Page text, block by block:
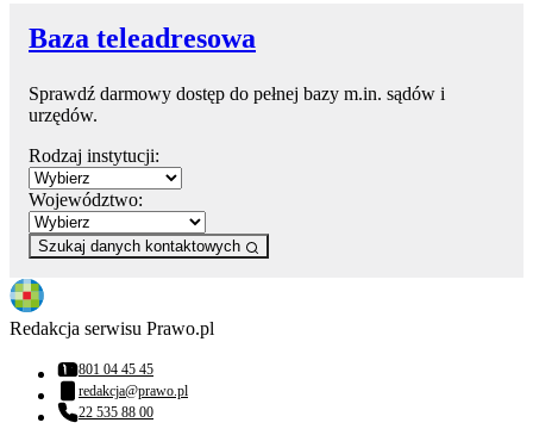
Baza teleadresowa
Sprawdź darmowy dostęp do pełnej bazy m.in. sądów i
urzędów.
Rodzaj instytucji:
Województwo:
Szukaj danych kontaktowych
Redakcja serwisu Prawo.pl
Numer telefonu:
801 04 45 45
Adres email:
redakcja@prawo.pl
Numer telefonu:
22 535 88 00